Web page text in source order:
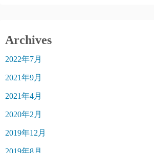
Archives
2022年7月
2021年9月
2021年4月
2020年2月
2019年12月
2019年8月